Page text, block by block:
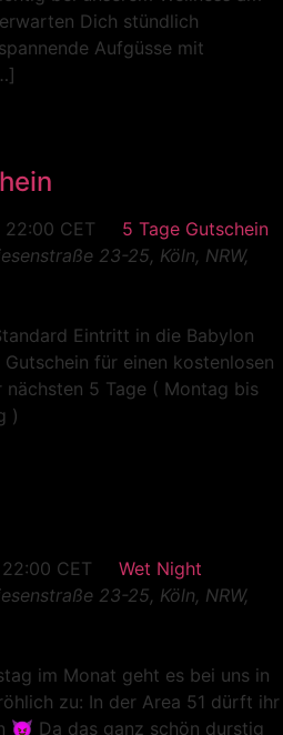
Dich stündlich
Aufgüsse mit
22:00 CET
5 Tage Gutschein
23-25, Köln, NRW,
Eintritt in die Babylon
für einen kostenlosen
5 Tage ( Montag bis
)
22:00 CET
Wet Night
23-25, Köln, NRW,
im Monat geht es bei uns in
zu: In der Area 51 dürft ihr
😈 Da das ganz schön durstig